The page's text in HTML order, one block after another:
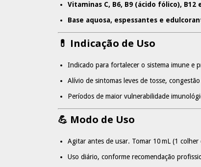
Vitaminas C, B6, B9 (ácido fólico), B12
Base aquosa, espessantes e
💊 Indicação de Uso
Indicado para fortalecer o sistema imune e
Alívio de sintomas leves de tosse,
Períodos de maior vulnerabilidade
💪 Modo de Uso
Agitar antes de usar. Tomar 10 mL (1 colher
Uso diário, conforme recomendação